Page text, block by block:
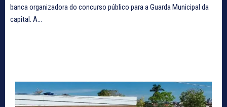
banca organizadora do concurso público para a Guarda Municipal da
capital. A...